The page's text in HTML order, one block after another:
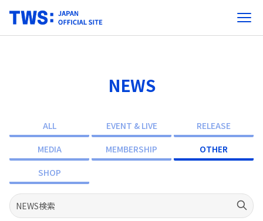
NEWS
ALL EVENT & LIVE
RELEASE
MEDIA
MEMBERSHIP
OTHER
SHOP